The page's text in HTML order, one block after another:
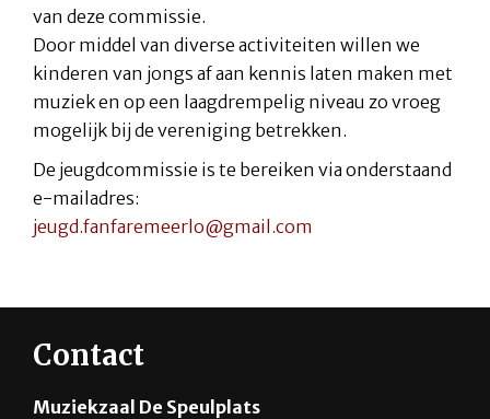
van deze commissie.
Door middel van diverse activiteiten willen we
kinderen van jongs af aan kennis laten maken met
muziek en op een laagdrempelig niveau zo vroeg
mogelijk bij de vereniging betrekken.
De jeugdcommissie is te bereiken via onderstaand
e-mailadres:
jeugd.fanfaremeerlo@gmail.com
Contact
Muziekzaal De Speulplats